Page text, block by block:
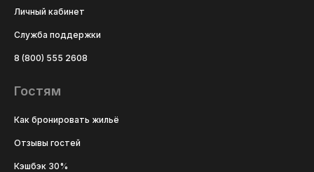
Личный кабинет
Служба поддержки
8 (800) 555 2608
Гостям
Как бронировать жильё
Отзывы гостей
Кэшбэк 30%